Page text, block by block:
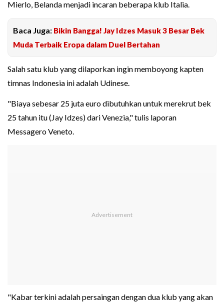
Mierlo, Belanda menjadi incaran beberapa klub Italia.
Baca Juga: Bikin Bangga! Jay Idzes Masuk 3 Besar Bek
Muda Terbaik Eropa dalam Duel Bertahan
Salah satu klub yang dilaporkan ingin memboyong kapten
timnas Indonesia ini adalah Udinese.
"Biaya sebesar 25 juta euro dibutuhkan untuk merekrut bek
25 tahun itu (Jay Idzes) dari Venezia," tulis laporan
Messagero Veneto.
"Kabar terkini adalah persaingan dengan dua klub yang akan